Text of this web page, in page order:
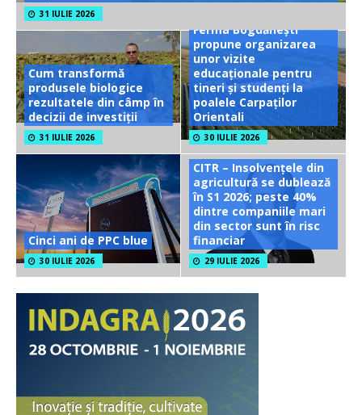
31 IULIE 2026
Cum transformă
produsele biologice
rezultatele din câmp în
decizii de investiții
31 IULIE 2026
Ferma Bogdănești
propune organizarea
unor vizite
educaționale pentru
tineri și studenți la
poalele Carpaților
Orientali
30 IULIE 2026
Cinci ani de PPC blue
30 IULIE 2026
CITR – Insolvențele din
agricultură se dublează
în S1 2026; peste 40%
dintre companiile mari
din sector sunt în risc
financiar
29 IULIE 2026